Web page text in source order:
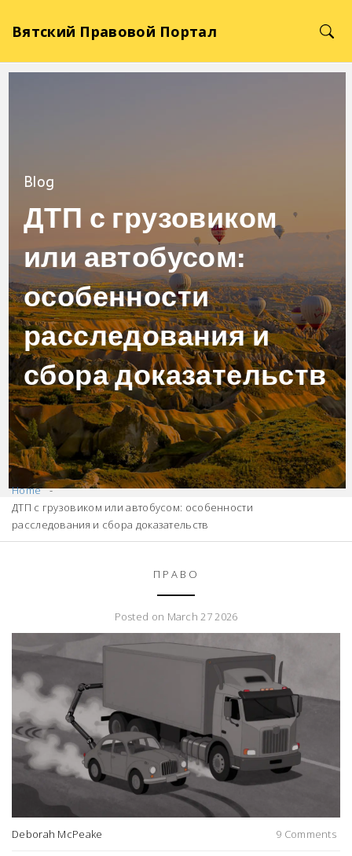
Вятский Правовой Портал
Blog
ДТП с грузовиком
или автобусом:
особенности
расследования и
сбора доказательств
Home
ДТП с грузовиком или автобусом: особенности
расследования и сбора доказательств
ПРАВО
Posted on March 27 2026
Deborah McPeake 9 Comments